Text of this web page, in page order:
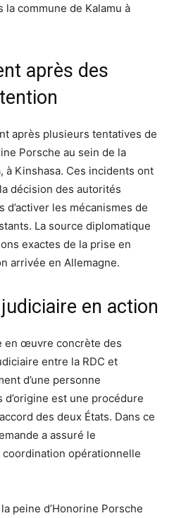
commune de Kalamu à
après des
après plusieurs tentatives de
Porsche au sein de la
à Kinshasa. Ces incidents ont
décision des autorités
les mécanismes de
La source diplomatique
exactes de la prise en
arrivée en Allemagne.
en action
en œuvre concrète des
entre la RDC et
d’une personne
est une procédure
des deux États. Dans ce
a assuré le
coordination opérationnelle
peine d’Honorine Porsche